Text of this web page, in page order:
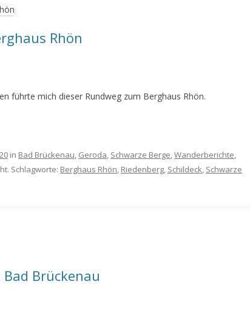
Rhön
führte mich dieser Rundweg zum Berghaus Rhön.
in Bad Brückenau, Geroda, Schwarze Berge,Wanderberichte,
Schlagworte: Berghaus Rhön, Riedenberg, Schildeck, Schwarze
Brückenau